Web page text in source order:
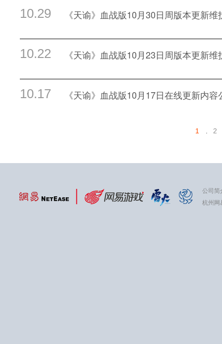
10.29 《天谕》血战版10月30日周版本更新
10.22 《天谕》血战版10月23日周版本更新
10.17 《天谕》血战版10月17日在线更新内容
1 2
公司简
杭州